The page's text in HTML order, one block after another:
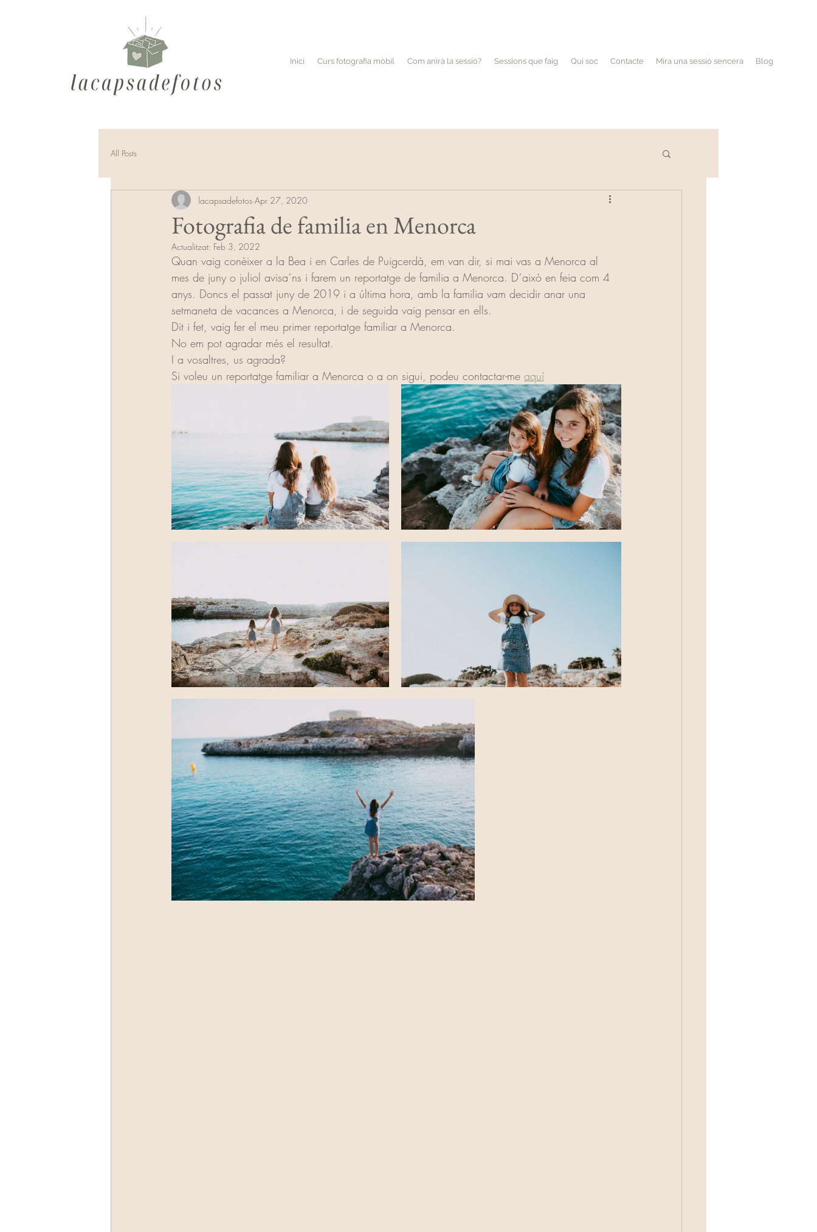
Inici Curs fotografia mòbil Com anirà la sessió? Sessions que faig Qui soc Contacte Mira una sessió sencera Blog
All Posts
Fotografia de familia en Menorca
lacapsadefotos Apr 27, 2020
Actualitzat: Feb 3, 2022
Quan vaig conèixer a la Bea i en Carles de Puigcerdà, em van dir, si mai vas a Menorca al
mes de juny o juliol avisa´ns i farem un reportatge de familia a Menorca. D´això en feia com 4
anys. Doncs el passat juny de 2019 i a última hora, amb la familia vam decidir anar una
setmaneta de vacances a Menorca, i de seguida vaig pensar en ells.
Dit i fet, vaig fer el meu primer reportatge familiar a Menorca.
No em pot agradar més el resultat.
I a vosaltres, us agrada?
Si voleu un reportatge familiar a Menorca o a on sigui, podeu contactar-me aquí